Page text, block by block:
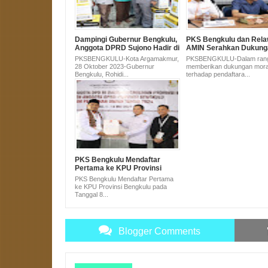
Dampingi Gubernur Bengkulu,
Anggota DPRD Sujono Hadir di
Pembagian Alsintan untuk
Masyarakat Bengkulu Utara
PKSBENGKULU-Kota Argamakmur,
28 Oktober 2023-Gubernur
Bengkulu, Rohidi...
PKS Bengkulu dan
AMIN Serahkan
Pasangan Anies-
KPU
PKSBENGKULU-Dalam
memberikan dukungan
terhadap pendaftara...
PKS Bengkulu Mendaftar
Pertama ke KPU Provinsi
Bengkulu pada Tanggal 8
Pukul 8
PKS Bengkulu Mendaftar Pertama
ke KPU Provinsi Bengkulu pada
Tanggal 8...
Blogger Comments